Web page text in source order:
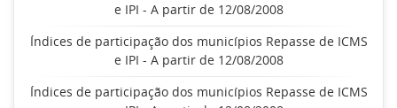
e IPI - A partir de 12/08/2008
Índices de participação dos municípios Repasse de ICMS
e IPI - A partir de 12/08/2008
Índices de participação dos municípios Repasse de ICMS